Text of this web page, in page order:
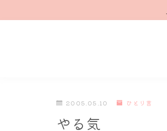
2005.05.10 ひとり言
やる気